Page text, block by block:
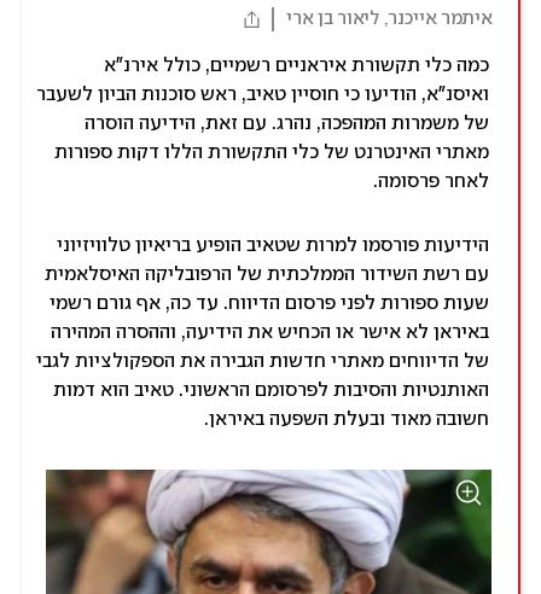
איתמר אייכנר, ליאור בן ארי
כמה כלי תקשורת איראניים רשמיים, כולל אירנ"א
ואיסנ"א, הודיעו כי חוסיין טאיב, ראש סוכנות הביון לשעבר
של משמרות המהפכה, נהרג. עם זאת, הידיעה הוסרה
מאתרי האינטרנט של כלי התקשורת הללו דקות ספורות
לאחר פרסומה.
הידיעות פורסמו למרות שטאיב הופיע בריאיון טלוויזיוני
עם רשת השידור הממלכתית של הרפובליקה האיסלאמית
שעות ספורות לפני פרסום הדיווח. עד כה, אף גורם רשמי
באיראן לא אישר או הכחיש את הידיעה, וההסרה המהירה
של הדיווחים מאתרי חדשות הגבירה את הספקולציות לגבי
האותנטיות והסיבות לפרסומם הראשוני. טאיב הוא דמות
חשובה מאוד ובעלת השפעה באיראן.